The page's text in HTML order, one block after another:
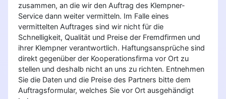
zusammen, an die wir den Auftrag des Klempner-
Service dann weiter vermitteln. Im Falle eines
vermittelten Auftrages sind wir nicht für die
Schnelligkeit, Qualität und Preise der Fremdfirmen und
ihrer Klempner verantwortlich. Haftungsansprüche sind
direkt gegenüber der Kooperationsfirma vor Ort zu
stellen und deshalb nicht an uns zu richten. Entnehmen
Sie die Daten und die Preise des Partners bitte dem
Auftragsformular, welches Sie vor Ort ausgehändigt